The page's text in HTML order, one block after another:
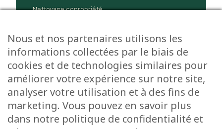
Nettoyage copropriété
Société
Contact
Demander un devis
Pour toute demande de devis ou de
renseignements supplémentaires, n’hésitez pas à
Nous et nos partenaires utilisons les
informations collectées par le biais de
cookies et de technologies similaires pour
améliorer votre expérience sur notre site,
analyser votre utilisation et à des fins de
marketing. Vous pouvez en savoir plus
dans notre politique de confidentialité et